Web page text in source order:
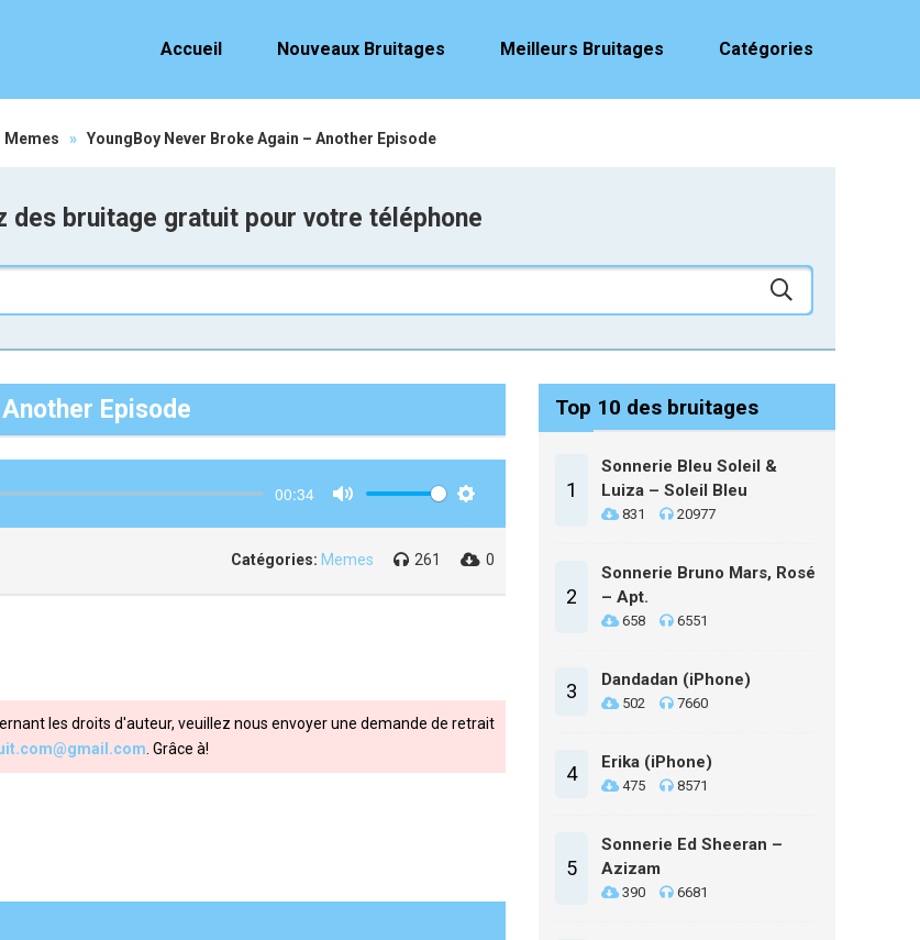
Accueil Nouveaux Bruitages Meilleurs Bruitages Catégories
Memes » YoungBoy Never Broke Again – Another Episode
des bruitage gratuit pour votre téléphone
Episode
00:34
Catégories: Memes 261 0
les droits d'auteur, veuillez nous envoyer une demande de retrait
. Grâce à!
Top 10 des bruitages
1
Sonnerie Bleu Soleil &
Luiza – Soleil Bleu
831 20977
2
Sonnerie Bruno Mars, Rosé
– Apt.
658 6551
3 Dandadan (iPhone)
502 7660
4 Erika (iPhone)
475 8571
5
Sonnerie Ed Sheeran –
Azizam
390 6681